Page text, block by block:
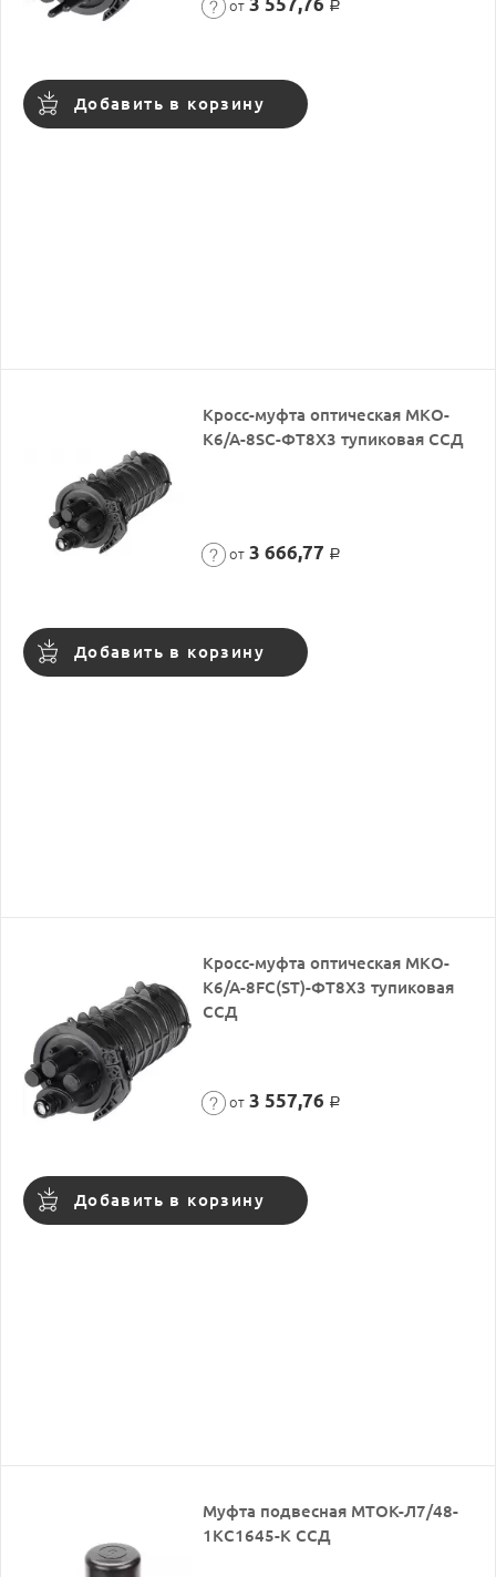
от Р
Добавить в корзину
Кросс-муфта оптическая МКО-
К6/А-8SC-ФТ8Х3 тупиковая ССД
от 3 666,77 Р
Добавить в корзину
Кросс-муфта оптическая МКО-
К6/А-8FC(ST)-ФТ8Х3 тупиковая
ССД
от 3 557,76 Р
Добавить в корзину
Муфта подвесная МТОК-Л7/48-
1КС1645-К ССД